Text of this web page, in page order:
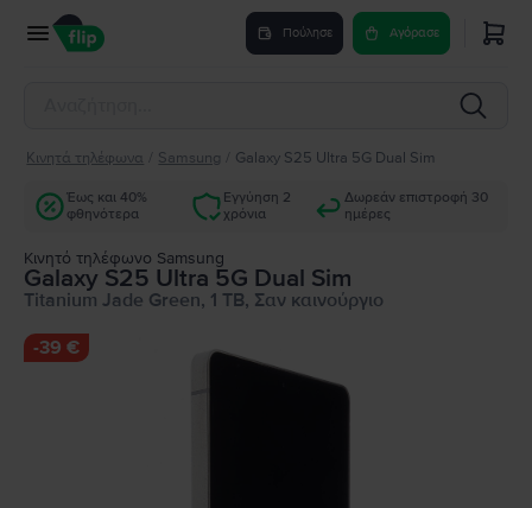
Πούλησε Αγόρασε
Κινητά τηλέφωνα Samsung Galaxy S25 Ultra 5G Dual Sim
Έως και 40%
φθηνότερα
Εγγύηση 2
χρόνια
Δωρεάν επιστροφή 30
ημέρες
Κινητό τηλέφωνο Samsung
Galaxy S25 Ultra 5G Dual Sim
Titanium Jade Green, 1 TB, Σαν καινούργιο
-39 €